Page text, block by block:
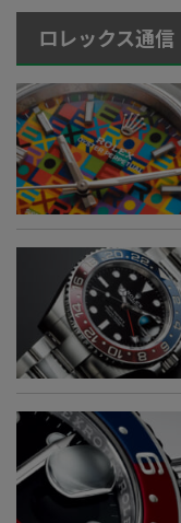
ロレックス通信